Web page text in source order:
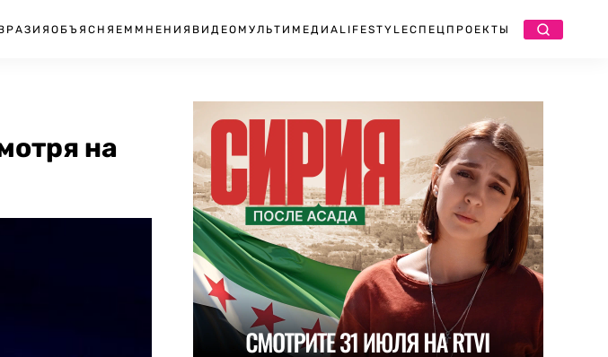
ОБЪЯСНЯЕМ МНЕНИЯ ВИДЕО МУЛЬТИМЕДИА LIFESTYLEСПЕЦПРОЕКТЫ
на